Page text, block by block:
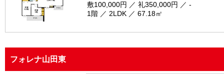
敷100,000円 ／ 礼350,000円 ／ -
1階 ／ 2LDK ／ 67.18㎡
フォレナ山田東